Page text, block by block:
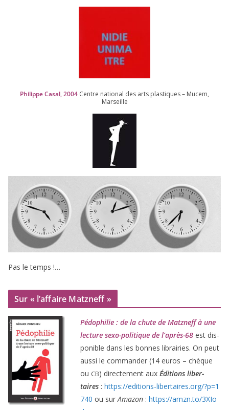
Philippe Casal,2004 Centre natio­nal des arts plas­tiques – Mucem,
Marseille
Pas le temps !…
Sur « l’affaire Matzneff »
Pédophilie : de la chute de Matzneff à une
lec­ture sexo-poli­tique de l’après-68 est dis­
po­nible dans les bonnes librai­ries. On peut
aus­si le com­man­der (14 euros – chèque
ou CB) direc­te­ment aux Éditions liber­
taires : https://​edi​tions​-liber​taires​.org/​?​p​=​1
740 ou surAmazon : https://​amzn​.to/​3​X​I​o​